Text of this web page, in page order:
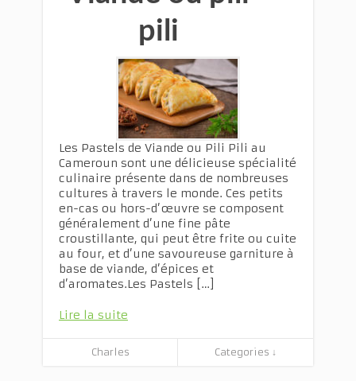
pili
Les Pastels de Viande ou Pili Pili au
Cameroun sont une délicieuse spécialité
culinaire présente dans de nombreuses
cultures à travers le monde. Ces petits
en-cas ou hors-d’œuvre se composent
généralement d’une fine pâte
croustillante, qui peut être frite ou cuite
au four, et d’une savoureuse garniture à
base de viande, d’épices et
d’aromates.Les Pastels […]
Lire la suite
Charles Categories ↓